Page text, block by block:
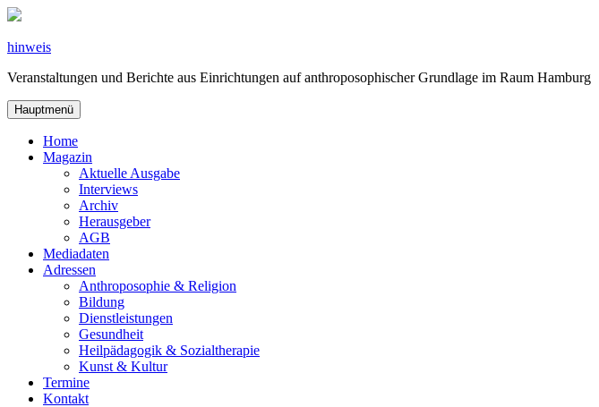
Zum
springen
hinweis
Veranstaltungen und Berichte aus Einrichtungen auf anthroposophischer Grundlage im Raum Hamburg
Hauptmenü
Home
Magazin
Aktuelle Ausgabe
Interviews
Archiv
Herausgeber
AGB
Mediadaten
Adressen
Anthroposophie & Religion
Bildung
Dienstleistungen
Gesundheit
Heilpädagogik & Sozialtherapie
Kunst & Kultur
Termine
Kontakt